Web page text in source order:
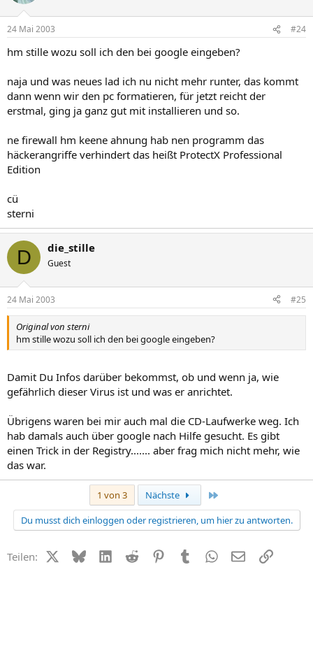
24 Mai 2003 #24
hm stille wozu soll ich den bei google eingeben?
naja und was neues lad ich nu nicht mehr runter, das kommt
dann wenn wir den pc formatieren, für jetzt reicht der
erstmal, ging ja ganz gut mit installieren und so.
ne firewall hm keene ahnung hab nen programm das
häckerangriffe verhindert das heißt ProtectX Professional
Edition
cü
sterni
D die_stille
Guest
24 Mai 2003 #25
Original von sterni
hm stille wozu soll ich den bei google eingeben?
Damit Du Infos darüber bekommst, ob und wenn ja, wie
gefährlich dieser Virus ist und was er anrichtet.
Übrigens waren bei mir auch mal die CD-Laufwerke weg. Ich
hab damals auch über google nach Hilfe gesucht. Es gibt
einen Trick in der Registry....... aber frag mich nicht mehr, wie
das war.
1 von 3 Nächste
Du musst dich einloggen oder registrieren, um hier zu antworten.
Teilen: X (Twitter)
BlueskyLinkedIn
Reddit PinterestTumblr WhatsApp
E-MailLink